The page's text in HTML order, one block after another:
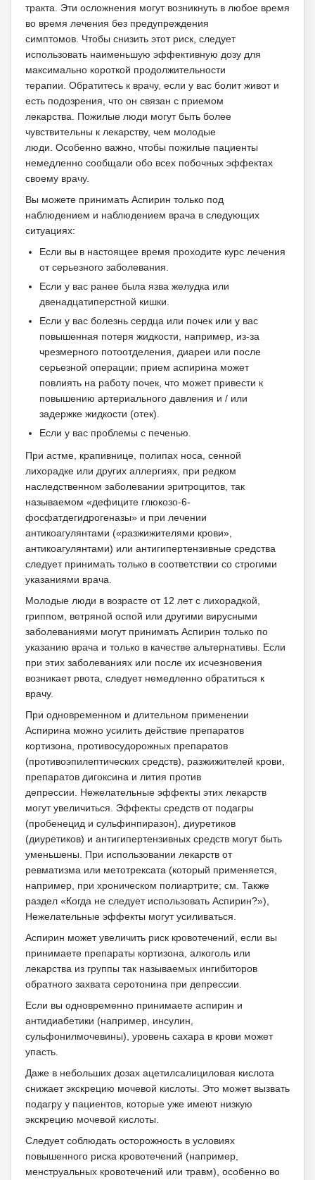
тракта. Эти осложнения могут возникнуть в любое время
во время лечения без предупреждения
симптомов. Чтобы снизить этот риск, следует
использовать наименьшую эффективную дозу для
максимально короткой продолжительности
терапии. Обратитесь к врачу, если у вас болит живот и
есть подозрения, что он связан с приемом
лекарства. Пожилые люди могут быть более
чувствительны к лекарству, чем молодые
люди. Особенно важно, чтобы пожилые пациенты
немедленно сообщали обо всех побочных эффектах
своему врачу.
Вы можете принимать Аспирин только под
наблюдением и наблюдением врача в следующих
ситуациях:
Если вы в настоящее время проходите курс лечения
от серьезного заболевания.
Если у вас ранее была язва желудка или
двенадцатиперстной кишки.
Если у вас болезнь сердца или почек или у вас
повышенная потеря жидкости, например, из-за
чрезмерного потоотделения, диареи или после
серьезной операции; прием аспирина может
повлиять на работу почек, что может привести к
повышению артериального давления и / или
задержке жидкости (отек).
Если у вас проблемы с печенью.
При астме, крапивнице, полипах носа, сенной
лихорадке или других аллергиях, при редком
наследственном заболевании эритроцитов, так
называемом «дефиците глюкозо-6-
фосфатдегидрогеназы» и при лечении
антикоагулянтами («разжижителями крови»,
антикоагулянтами) или антигипертензивные средства
следует принимать только в соответствии со строгими
указаниями врача.
Молодые люди в возрасте от 12 лет с лихорадкой,
гриппом, ветряной оспой или другими вирусными
заболеваниями могут принимать Аспирин только по
указанию врача и только в качестве альтернативы. Если
при этих заболеваниях или после их исчезновения
возникает рвота, следует немедленно обратиться к
врачу.
При одновременном и длительном применении
Аспирина можно усилить действие препаратов
кортизона, противосудорожных препаратов
(противоэпилептических средств), разжижителей крови,
препаратов дигоксина и лития против
депрессии. Нежелательные эффекты этих лекарств
могут увеличиться. Эффекты средств от подагры
(пробенецид и сульфинпиразон), диуретиков
(диуретиков) и антигипертензивных средств могут быть
уменьшены. При использовании лекарств от
ревматизма или метотрексата (который применяется,
например, при хроническом полиартрите; см. Также
раздел «Когда не следует использовать Аспирин?»),
Нежелательные эффекты могут усиливаться.
Аспирин может увеличить риск кровотечений, если вы
принимаете препараты кортизона, алкоголь или
лекарства из группы так называемых ингибиторов
обратного захвата серотонина при депрессии.
Если вы одновременно принимаете аспирин и
антидиабетики (например, инсулин,
сульфонилмочевины), уровень сахара в крови может
упасть.
Даже в небольших дозах ацетилсалициловая кислота
снижает экскрецию мочевой кислоты. Это может вызвать
подагру у пациентов, которые уже имеют низкую
экскрецию мочевой кислоты.
Следует соблюдать осторожность в условиях
повышенного риска кровотечений (например,
менструальных кровотечений или травм), особенно во